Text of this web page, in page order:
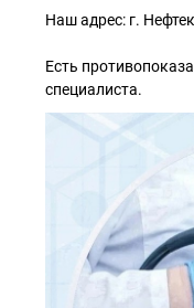
Наш адрес: г.
Есть
специалиста.